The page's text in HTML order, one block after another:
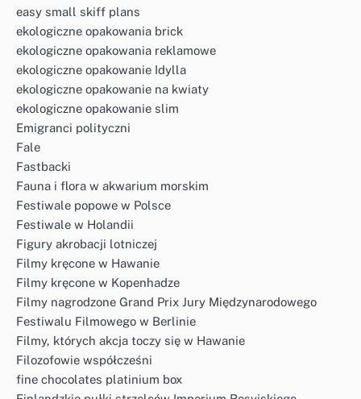
easy small skiff plans
ekologiczne opakowania brick
ekologiczne opakowania reklamowe
ekologiczne opakowanie Idylla
ekologiczne opakowanie na kwiaty
ekologiczne opakowanie slim
Emigranci polityczni
Fale
Fastbacki
Fauna i flora w akwarium morskim
Festiwale popowe w Polsce
Festiwale w Holandii
Figury akrobacji lotniczej
Filmy kręcone w Hawanie
Filmy kręcone w Kopenhadze
Filmy nagrodzone Grand Prix Jury Międzynarodowego
Festiwalu Filmowego w Berlinie
Filmy, których akcja toczy się w Hawanie
Filozofowie współcześni
fine chocolates platinium box